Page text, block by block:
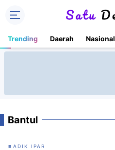
Trending Daerah Nasional
Bantul
ADIK IPAR